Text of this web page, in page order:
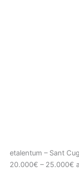
etalentum – Sant
20.000€ – 25.000€